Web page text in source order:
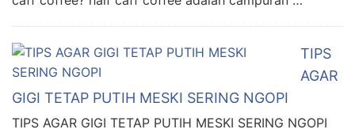
TIPS
AGAR
GIGI TETAP PUTIH MESKI SERING NGOPI
TIPS AGAR GIGI TETAP PUTIH MESKI SERING NGOPI